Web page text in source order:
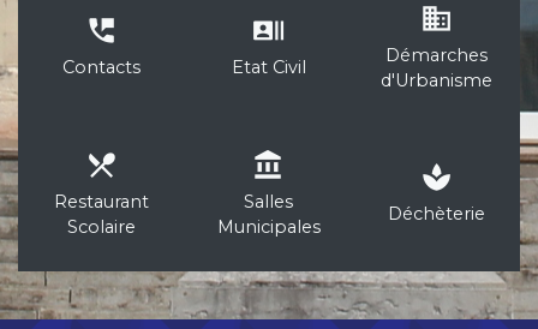
perm_phone_msg
Contacts
recent_actors
Etat Civil
business
Démarches
d'Urbanisme
local_dining
Restaurant
Scolaire
account_balance
Salles
Municipales
spa
Déchèterie